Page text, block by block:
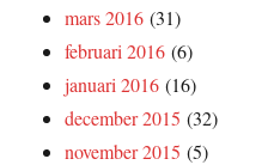
mars 2016 (31)
februari 2016 (6)
januari 2016 (16)
december 2015 (32)
november 2015 (5)